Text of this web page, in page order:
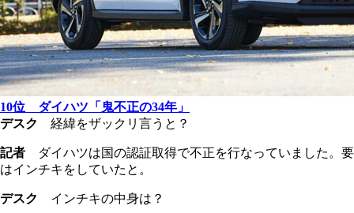
10位 ダイハツ「鬼不正の34年」
デスク
経緯をザックリ言うと？
記者 ダイハツは国の認証取得で不正を行なっていました。要
はインチキをしていたと。
デスク インチキの中身は？